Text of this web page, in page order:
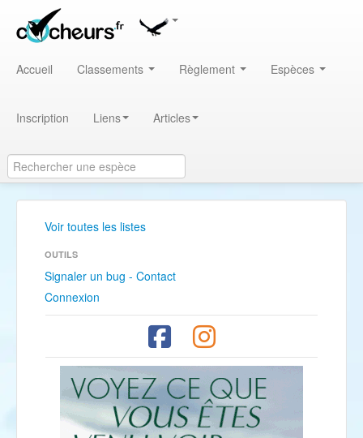
Accueil Classements Règlement Espèces
Inscription Liens Articles
Voir toutes les listes
OUTILS
Signaler un bug - Contact
Connexion